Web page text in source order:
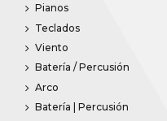
Pianos
Teclados
Viento
Batería / Percusión
Arco
Batería | Percusión